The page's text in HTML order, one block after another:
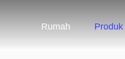
Rumah Produk